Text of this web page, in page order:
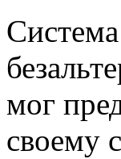
мог
своему